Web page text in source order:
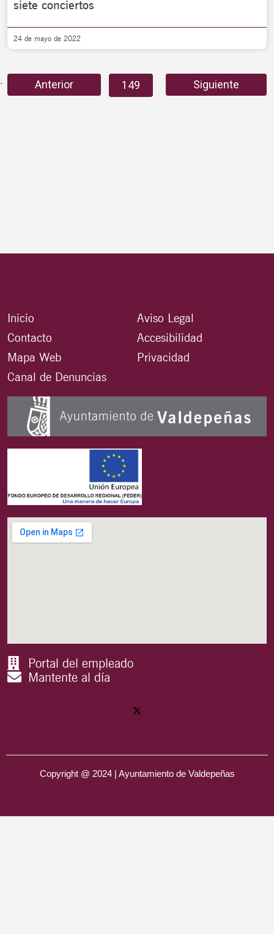
siete conciertos
24 de mayo de 2022
Anterior
147 148 149 151
Siguiente
Inicio
Contacto
Mapa Web
Canal de Denuncias
Aviso Legal
Accesibilidad
Privacidad
Portal del empleado
Mantente al día
Copyright @ 2024 | Ayuntamiento de Valdepeñas